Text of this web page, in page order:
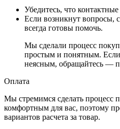
Убедитесь, что
Если возникнут вопросы,
всегда готовы помочь.
Мы сделали процесс
простым и понятным. Если
неясным, обращайтесь —
Оплата
Мы стремимся сделать процесс
комфортным для вас, поэтому
вариантов расчета за товар.